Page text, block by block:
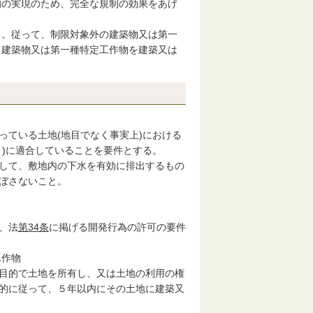
実現のため、完全な規制の効果をあげ
従って、制限対象外の建築物又は第一
築物又は第一種特定工作物を建築又は
いる土地(地目でなく事実上)における
適合していることを要件とする。
、敷地内の下水を有効に排出するもの
さないこと。
法第34条に掲げる開発行為の許可の要件
物
で土地を所有し、又は土地の利用の権
に従って、５年以内にその土地に建築又